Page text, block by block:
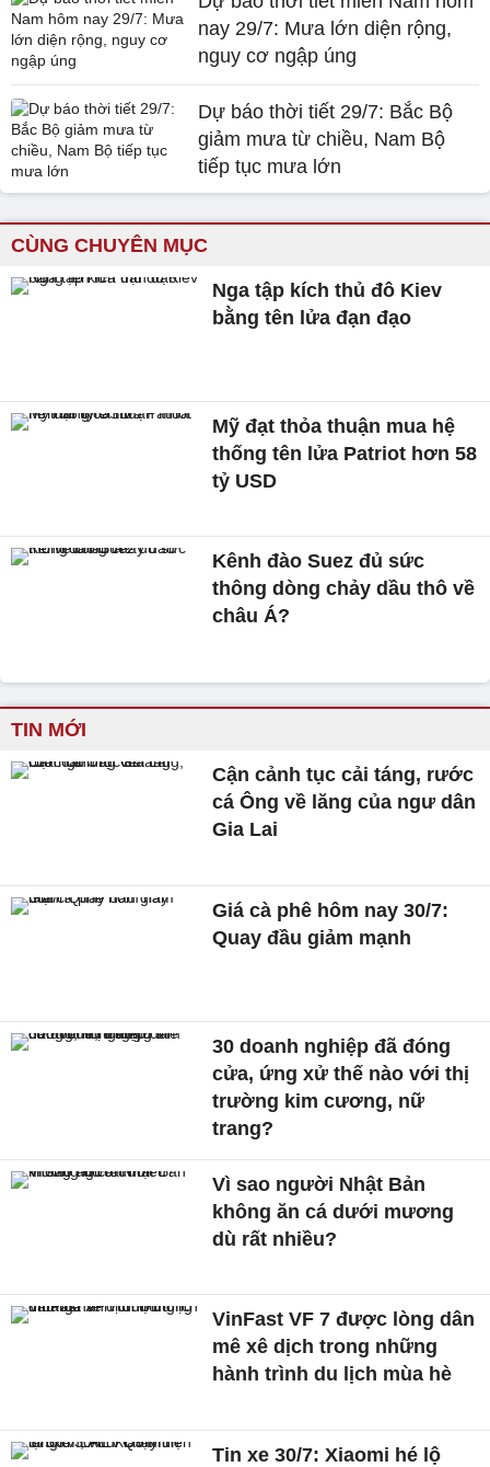
nay 29/7: Mưa lớn diện rộng,
nguy cơ ngập úng
Dự báo thời tiết 29/7: Bắc Bộ
giảm mưa từ chiều, Nam Bộ
tiếp tục mưa lớn
CÙNG CHUYÊN MỤC
Nga tập kích thủ đô Kiev
bằng tên lửa đạn đạo
Mỹ đạt thỏa thuận mua hệ
thống tên lửa Patriot hơn 58
tỷ USD
Kênh đào Suez đủ sức
thông dòng chảy dầu thô về
châu Á?
TIN MỚI
Cận cảnh tục cải táng, rước
cá Ông về lăng của ngư dân
Gia Lai
Giá cà phê hôm nay 30/7:
Quay đầu giảm mạnh
30 doanh nghiệp đã đóng
cửa, ứng xử thế nào với thị
trường kim cương, nữ
trang?
Vì sao người Nhật Bản
không ăn cá dưới mương
dù rất nhiều?
VinFast VF 7 được lòng dân
mê xê dịch trong những
hành trình du lịch mùa hè
Tin xe 30/7: Xiaomi hé lộ